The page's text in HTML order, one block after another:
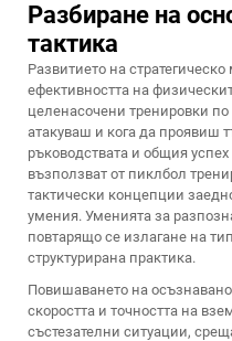
Разбиране на
тактика
Развитието на
ефективността на
целенасочени тренировки
атакуваш и кога да проявиш
ръководствата и общия
възползват от пиклбол
тактически концепции
умения. Уменията за
повтарящо се излагане на
структурирана практика.
Повишаването на
скоростта и точността на
състезателни ситуации,